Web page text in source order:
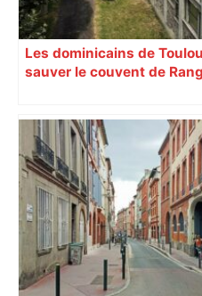
Les dominicains de
sauver le couvent de